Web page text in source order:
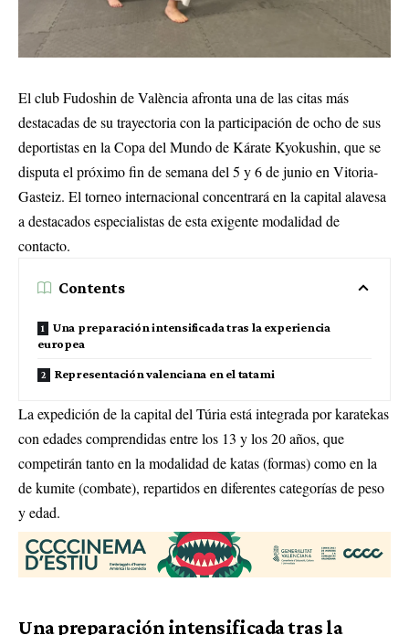
El club Fudoshin de València afronta una de las citas más
destacadas de su trayectoria con la participación de ocho de sus
deportistas en la Copa del Mundo de Kárate Kyokushin, que se
disputa el próximo fin de semana del 5 y 6 de junio en Vitoria-
Gasteiz. El torneo internacional concentrará en la capital alavesa
a destacados especialistas de esta exigente modalidad de
contacto.
Contents
Una preparación intensificada tras la experiencia
europea
Representación valenciana en el tatami
La expedición de la capital del Túria está integrada por karatekas
con edades comprendidas entre los 13 y los 20 años, que
competirán tanto en la modalidad de katas (formas) como en la
de kumite (combate), repartidos en diferentes categorías de peso
y edad.
Una preparación intensificada tras la